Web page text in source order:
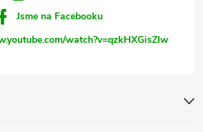
Jsme na Facebooku
watch?v=qzkHXGisZIw